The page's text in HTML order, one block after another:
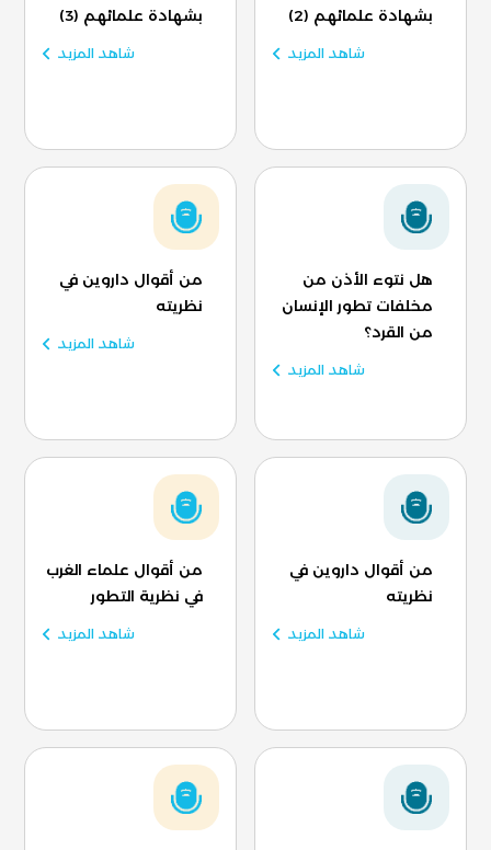
بشهادة علمائهم (2)
شاهد المزيد
بشهادة علمائهم (3)
شاهد المزيد
هل نتوء الأذن من
مخلفات تطور الإنسان
من القرد؟
شاهد المزيد
من أقوال داروين في
نظريته
شاهد المزيد
من أقوال داروين في
نظريته
شاهد المزيد
من أقوال علماء الغرب
في نظرية التطور
شاهد المزيد